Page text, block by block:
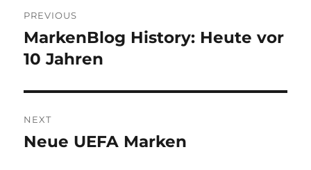
navigation
PREVIOUS
Previous
post:
MarkenBlog History: Heute vor
10 Jahren
NEXT
Next
Neue UEFA Marken